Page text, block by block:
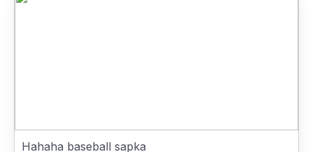
Hahaha baseball sapka